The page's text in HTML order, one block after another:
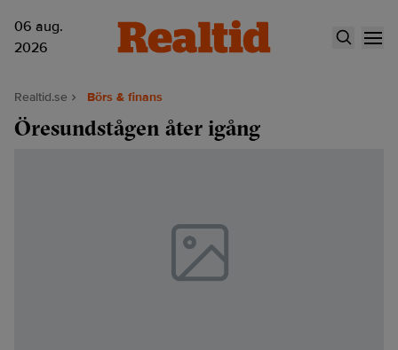
06 aug.
2026
Realtid.se Börs & finans
Öresundstågen åter igång